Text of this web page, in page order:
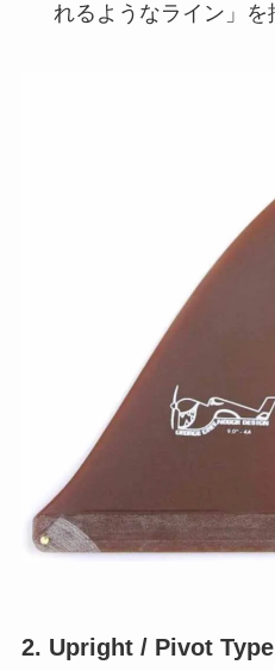
れるようなライン」を
2. Upright / Pivot Type